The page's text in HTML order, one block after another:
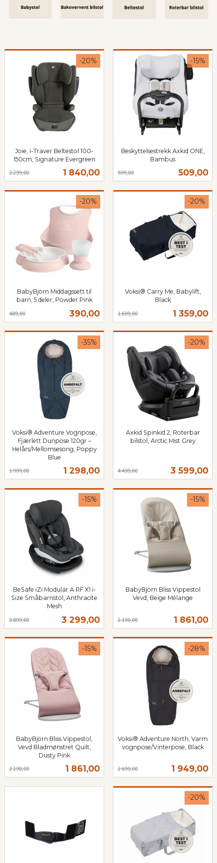
Joie, i-Traver Beltestol 100-
150cm, Signature Evergreen
Tilbud
1 840,00
2 299,00
-20%
mva.
Beskyttelsestrekk Axkid ONE,
Bambus
Tilbud
509,00
599,00
-15%
mva.
BabyBjörn Middagssett til
barn, 5 deler, Powder Pink
Tilbud
390,00
489,00
-20%
mva.
Voksi® Carry Me, Babylift,
Black
Tilbud
1 359,00
1 699,00
-20%
mva.
Voksi® Adventure Vognpose,
Fjærlett Dunpose 120gr –
Helårs/Mellomsesong, Poppy
Blue
Tilbud
1 298,00
1 999,00
-35%
mva.
Axkid Spinkid 2, Roterbar
bilstol, Arctic Mist Grey
Tilbud
3 599,00
4 499,00
-20%
BeSafe iZi Modular A RF X1 i-
Size Småbarnstol, Anthracite
Mesh
Tilbud
3 299,00
3 899,00
-15%
mva.
BabyBjörn Bliss Vippestol
Vevd, Beige Mélange
Tilbud
1 861,00
2 190,00
-15%
BabyBjörn Bliss Vippestol,
Vevd Bladmønstret Quilt,
Dusty Pink
Tilbud
1 861,00
2 190,00
-15%
mva.
Voksi® Adventure North, Varm
vognpose/Vinterpose, Black
Tilbud
1 949,00
2 699,00
-28%
-20%